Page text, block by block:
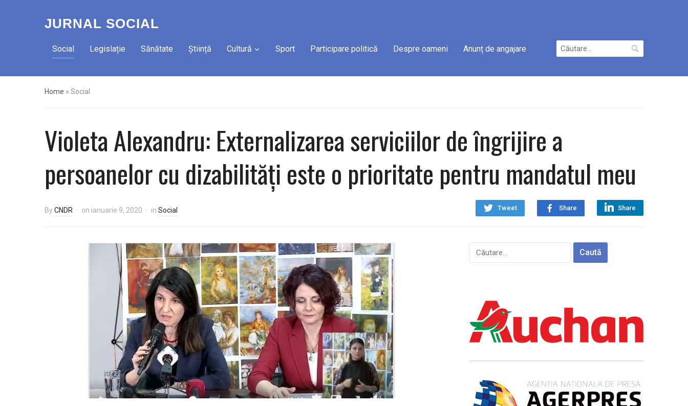
JURNAL SOCIAL
Social Legislație Sănătate Știință Cultură Sport Participare politică Despre oameni Anunț de angajare
Caută
după:
Home » Social
Violeta Alexandru: Externalizarea serviciilor de îngrijire a
persoanelor cu dizabilităţi este o prioritate pentru mandatul meu
Tweet Share Share
ByCNDR on ianuarie 9, 2020 in Social
Caută
după: